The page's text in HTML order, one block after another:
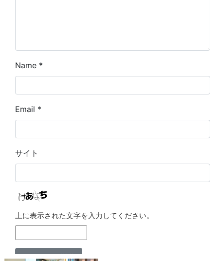
Name *
Email *
サイト
上に表示された文字を入力してください。